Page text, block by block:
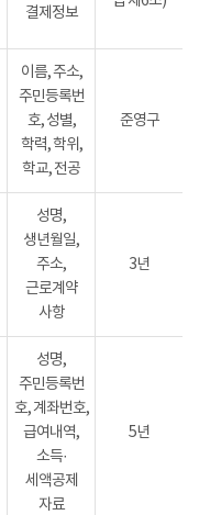
결제정보
이름, 주소,
주민등록번
호, 성별,
학력, 학위,
학교, 전공
준영구
성명,
생년월일,
주소,
근로계약
사항
3년
성명,
주민등록번
호, 계좌번호,
급여내역,
소득·
세액공제
자료
5년